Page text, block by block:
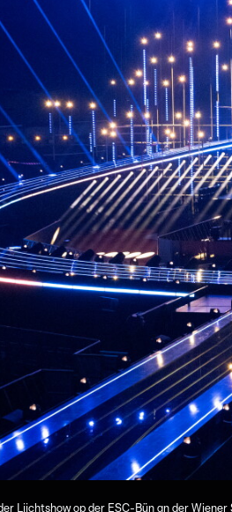
Liichtshow op der ESC-Bün an der